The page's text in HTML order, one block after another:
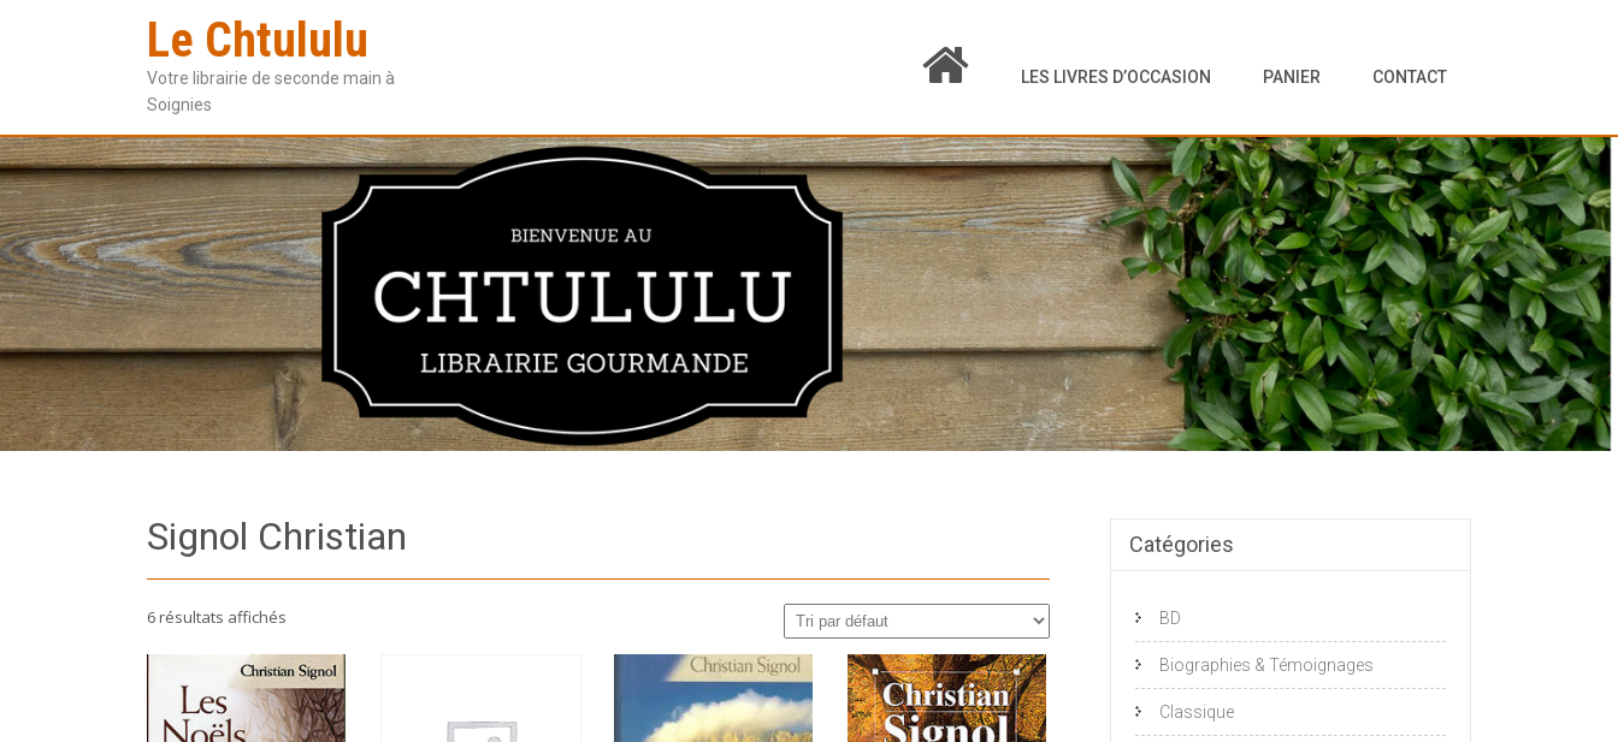
Le Chtululu
Votre librairie de seconde main à
Soignies
LES LIVRES D’OCCASION PANIER CONTACT
Signol Christian
6 résultats affichés
Catégories
BD
Biographies & Témoignages
Classique